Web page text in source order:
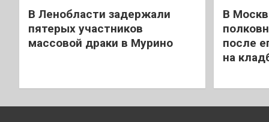
В Ленобласти задержали
пятерых участников
массовой драки в Мурино
В
после
на